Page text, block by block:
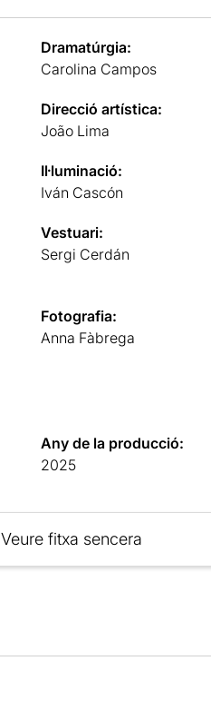
Dramatúrgia:
Carolina Campos
Direcció artística:
João Lima
Il·luminació:
Iván Cascón
Vestuari:
Sergi Cerdán
Fotografia:
Anna Fàbrega
Any de la producció:
2025
Veure fitxa sencera